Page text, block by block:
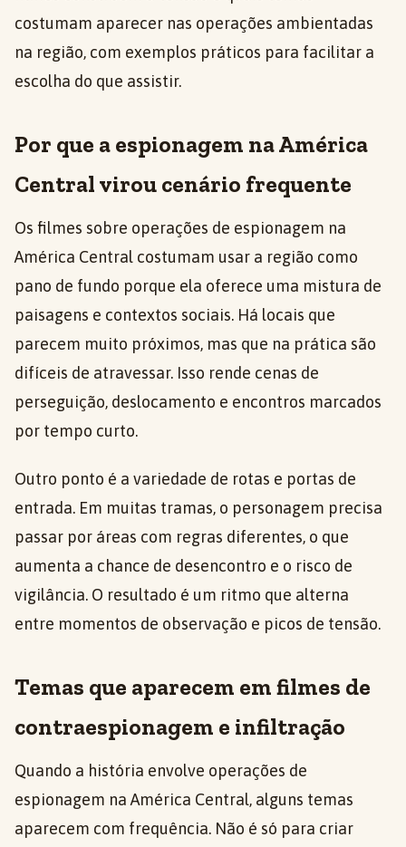
costumam aparecer nas operações ambientadas
na região, com exemplos práticos para facilitar a
escolha do que assistir.
Por que a espionagem na América
Central virou cenário frequente
Os filmes sobre operações de espionagem na
América Central costumam usar a região como
pano de fundo porque ela oferece uma mistura de
paisagens e contextos sociais. Há locais que
parecem muito próximos, mas que na prática são
difíceis de atravessar. Isso rende cenas de
perseguição, deslocamento e encontros marcados
por tempo curto.
Outro ponto é a variedade de rotas e portas de
entrada. Em muitas tramas, o personagem precisa
passar por áreas com regras diferentes, o que
aumenta a chance de desencontro e o risco de
vigilância. O resultado é um ritmo que alterna
entre momentos de observação e picos de tensão.
Temas que aparecem em filmes de
contraespionagem e infiltração
Quando a história envolve operações de
espionagem na América Central, alguns temas
aparecem com frequência. Não é só para criar